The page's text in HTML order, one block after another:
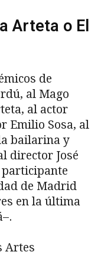
Arteta o El
de
al Mago
al actor
Emilio Sosa, al
bailarina y
director José
de Madrid
en la última
Artes